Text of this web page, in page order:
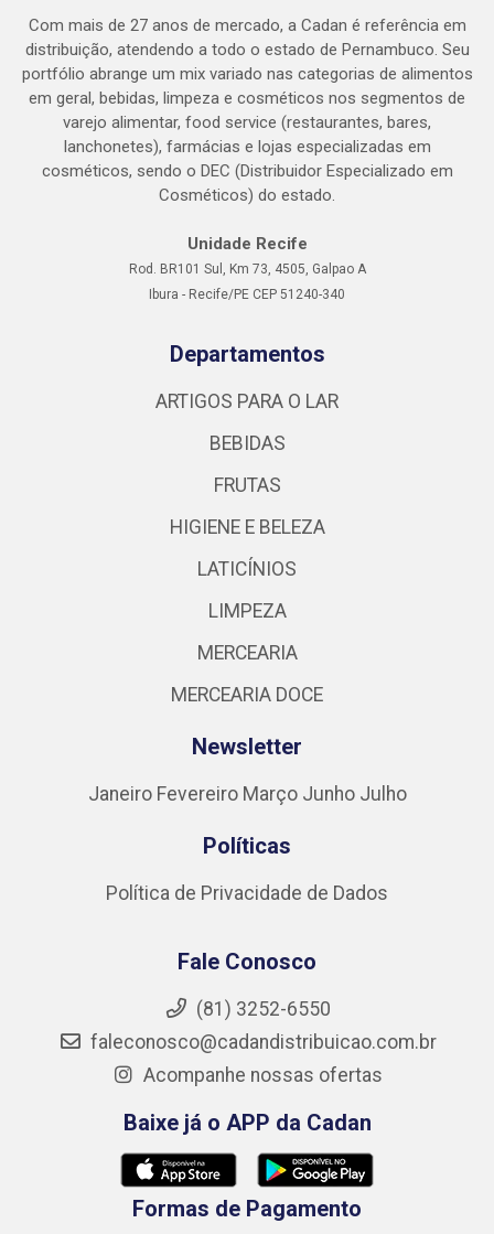
Com mais de 27 anos de mercado, a Cadan é referência em
distribuição, atendendo a todo o estado de Pernambuco. Seu
portfólio abrange um mix variado nas categorias de alimentos
em geral, bebidas, limpeza e cosméticos nos segmentos de
varejo alimentar, food service (restaurantes, bares,
lanchonetes), farmácias e lojas especializadas em
cosméticos, sendo o DEC (Distribuidor Especializado em
Cosméticos) do estado.
Unidade Recife
Rod. BR101 Sul, Km 73, 4505, Galpao A
Ibura - Recife/PE CEP 51240-340
Departamentos
ARTIGOS PARA O LAR
BEBIDAS
FRUTAS
HIGIENE E BELEZA
LATICÍNIOS
LIMPEZA
MERCEARIA
MERCEARIA DOCE
Newsletter
Janeiro Fevereiro Março Junho Julho
Políticas
Política de Privacidade de Dados
Fale Conosco
(81) 3252-6550
faleconosco@cadandistribuicao.com.br
Acompanhe nossas ofertas
Baixe já o APP da Cadan
Formas de Pagamento